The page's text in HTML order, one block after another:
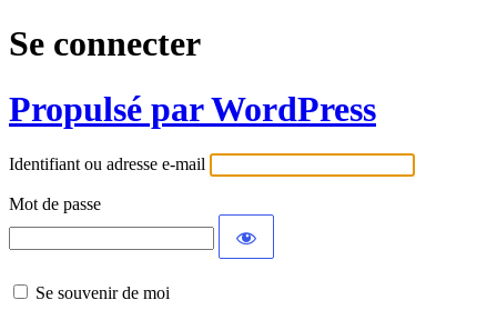
Se connecter
Propulsé par WordPress
Identifiant ou adresse e-mail
Mot de passe
Se souvenir de moi